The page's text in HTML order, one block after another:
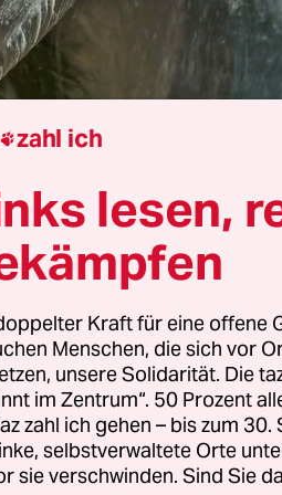
verheißt in diesen
auf US-Importehaben
Beteiligten Nachteile.
sich zum Beispiel auf
die durch Zölle
Das trifft gerade
US-Konzern produziert
zahl ich
lesen,
Kraft für eine offene
Menschen, die sich vor
unsere Solidarität. Die
im Zentrum“. 50 Prozent
zahl ich gehen – bis zum
selbstverwaltete Orte
sie verschwinden. Sind Sie